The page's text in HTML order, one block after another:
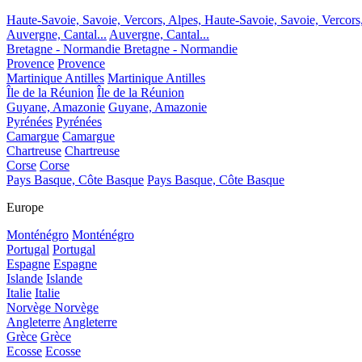
Haute-Savoie, Savoie, Vercors, Alpes, Haute-Savoie, Savoie,
Auvergne, Cantal... Auvergne, Cantal...
Bretagne - Normandie Bretagne - Normandie
Provence Provence
Martinique Antilles Martinique Antilles
Île de la Réunion Île de la Réunion
Guyane, Amazonie Guyane, Amazonie
Pyrénées Pyrénées
Camargue Camargue
Chartreuse Chartreuse
Corse Corse
Pays Basque, Côte Basque Pays Basque, Côte Basque
Europe
Monténégro Monténégro
Portugal Portugal
Espagne Espagne
Islande Islande
Italie Italie
Norvège Norvège
AngleterreAngleterre
Grèce Grèce
Ecosse Ecosse